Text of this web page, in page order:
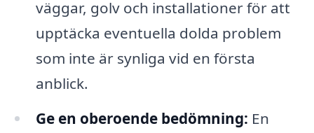
väggar, golv och installationer för att
upptäcka eventuella dolda problem
som inte är synliga vid en första
anblick.
Ge en oberoende bedömning: En